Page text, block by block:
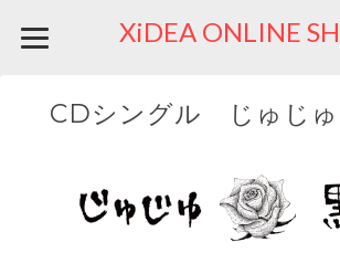
XiDEA ONLINE
CDシングル じゅじゅ